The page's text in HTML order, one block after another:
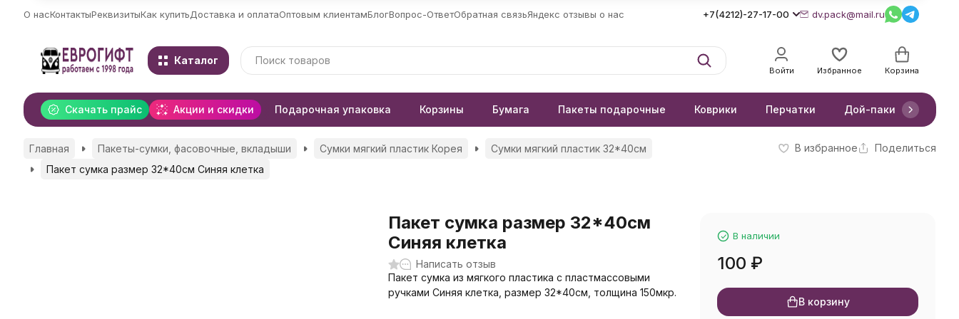
О насКонтактыРеквизитыКак купитьДоставка и оплатаОптовым клиентамБлогВопрос-ОтветОбратная связьЯндекс отзывы о нас +7(4212)-27-17-00 dv.pack@mail.ru
Каталог
Войти Избранное Корзина
Скачать прайс Акции и скидки Подарочная упаковка Корзины Бумага Пакеты подарочные Коврики Перчатки Дой-паки
Главная Пакеты-сумки, фасовочные, вкладыши Сумки мягкий пластик Корея
Сумки мягкий пластик 32*40см
Пакет сумка размер 32*40см Синяя клетка
В избранное Поделиться
Пакет сумка размер 32*40см
Синяя клетка
Написать отзыв
Пакет сумка из мягкого пластика с пластмассовыми
ручками Синяя клетка, размер 32*40см, толщина 150мкр.
В наличии
100 ₽
В корзину